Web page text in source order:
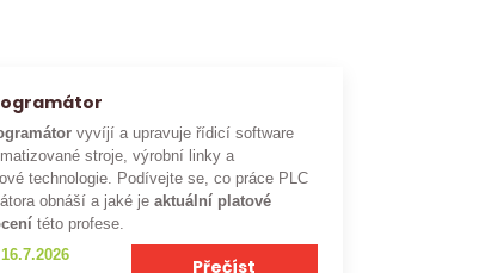
vyvíjí a upravuje řídicí software
stroje, výrobní linky a
technologie. Podívejte se, co práce PLC
obnáší a jaké je aktuální platové
této profese.
Přečíst